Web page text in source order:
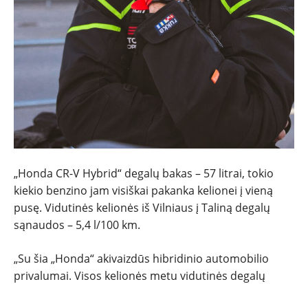
„Honda CR-V Hybrid“ degalų bakas – 57 litrai, tokio
kiekio benzino jam visiškai pakanka kelionei į vieną
pusę. Vidutinės kelionės iš Vilniaus į Taliną degalų
sąnaudos – 5,4 l/100 km.
„Su šia „Honda“ akivaizdūs hibridinio automobilio
privalumai. Visos kelionės metu vidutinės degalų